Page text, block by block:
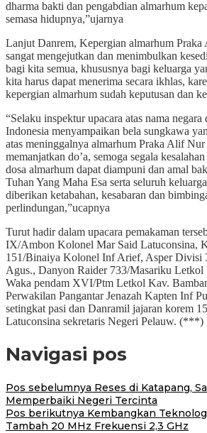
dharma bakti dan pengabdian almarhum
semasa hidupnya,”ujarnya
Lanjut Danrem, Kepergian almarhum
sangat mengejutkan dan menimbulkan
bagi kita semua, khususnya bagi keluarga
kita harus dapat menerima secara ikhlas,
kepergian almarhum sudah keputusan dan
“Selaku inspektur upacara atas nama
Indonesia menyampaikan bela sungkawa
atas meninggalnya almarhum Praka Alif
memanjatkan do’a, semoga segala
dosa almarhum dapat diampuni dan amal
Tuhan Yang Maha Esa serta seluruh
diberikan ketabahan, kesabaran dan
perlindungan,”ucapnya
Turut hadir dalam upacara pemakaman
IX/Ambon Kolonel Mar Said Latuconsina,
151/Binaiya Kolonel Inf Arief, Asper Divisi
Agus., Danyon Raider 733/Masariku
Waka pendam XVI/Ptm Letkol Kav.
Perwakilan Pangantar Jenazah Kapten Inf
setingkat pasi dan Danramil jajaran korem
Latuconsina sekretaris Negeri Pelauw. (***)
Navigasi pos
Pos sebelumnya Reses di Katapang,
Memperbaiki Negeri Tercinta
Pos berikutnya Kembangkan
Tambah 20 MHz Frekuensi 2,3 GHz